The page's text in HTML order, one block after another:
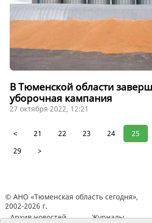
В Тюменской области
уборочная кампания
27 октября 2022, 12:21
< 21 22 23 24 25
29
>
© АНО «Тюменская область сегодня»,
2002-2026 г.
Архив новостей
Журналы